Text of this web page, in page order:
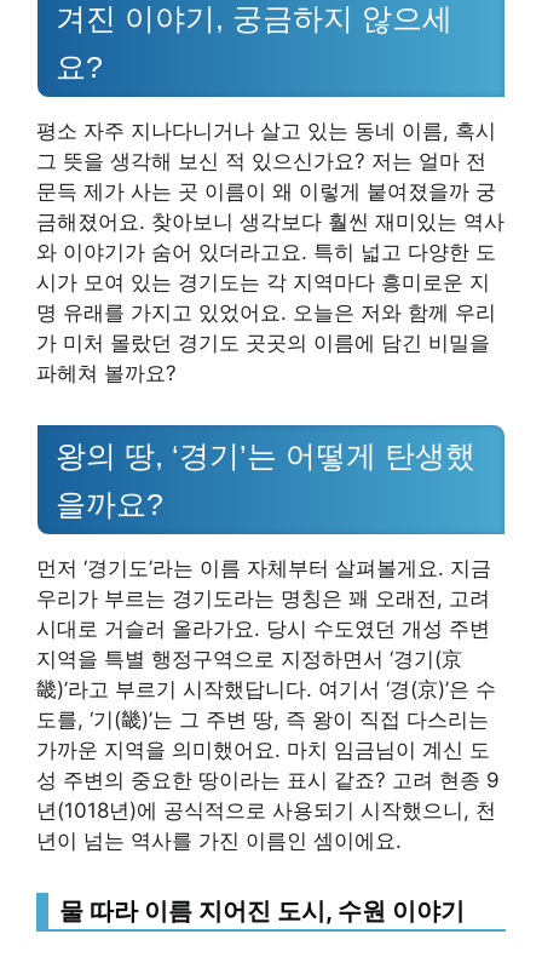
겨진 이야기, 궁금하지 않으세
요?
평소 자주 지나다니거나 살고 있는 동네 이름, 혹시
그 뜻을 생각해 보신 적 있으신가요? 저는 얼마 전
문득 제가 사는 곳 이름이 왜 이렇게 붙여졌을까 궁
금해졌어요. 찾아보니 생각보다 훨씬 재미있는 역사
와 이야기가 숨어 있더라고요. 특히 넓고 다양한 도
시가 모여 있는 경기도는 각 지역마다 흥미로운 지
명 유래를 가지고 있었어요. 오늘은 저와 함께 우리
가 미처 몰랐던 경기도 곳곳의 이름에 담긴 비밀을
파헤쳐 볼까요?
왕의 땅, ‘경기’는 어떻게 탄생했
을까요?
먼저 ‘경기도’라는 이름 자체부터 살펴볼게요. 지금
우리가 부르는 경기도라는 명칭은 꽤 오래전, 고려
시대로 거슬러 올라가요. 당시 수도였던 개성 주변
지역을 특별 행정구역으로 지정하면서 ‘경기(京
畿)’라고 부르기 시작했답니다. 여기서 ‘경(京)’은 수
도를, ‘기(畿)’는 그 주변 땅, 즉 왕이 직접 다스리는
가까운 지역을 의미했어요. 마치 임금님이 계신 도
성 주변의 중요한 땅이라는 표시 같죠? 고려 현종 9
년(1018년)에 공식적으로 사용되기 시작했으니, 천
년이 넘는 역사를 가진 이름인 셈이에요.
물 따라 이름 지어진 도시, 수원 이야기